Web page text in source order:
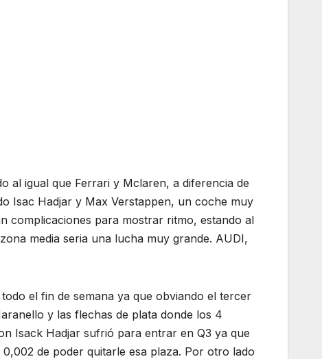
al igual que Ferrari y Mclaren, a diferencia de
Isac Hadjar y Max Verstappen, un coche muy
complicaciones para mostrar ritmo, estando al
media seria una lucha muy grande. AUDI,
el fin de semana ya que obviando el tercer
y las flechas de plata donde los 4
Isack Hadjar sufrió para entrar en Q3 ya que
de poder quitarle esa plaza. Por otro lado